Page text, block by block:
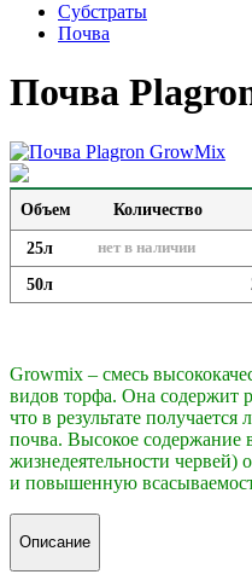
Субстраты
Почва
Почва
Объем Количество
25л
нет в наличии
50л
Growmix – смесь
видов торфа. Она содержит
что в результате
почва. Высокое содержание
жизнедеятельности червей)
и повышенную
Описание